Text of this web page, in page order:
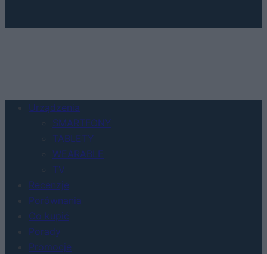
Urządzenia
SMARTFONY
TABLETY
WEARABLE
TV
Recenzje
Porównania
Co kupić
Porady
Promocje